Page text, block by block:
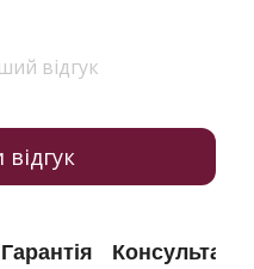
відгук
Гарантія Консультація